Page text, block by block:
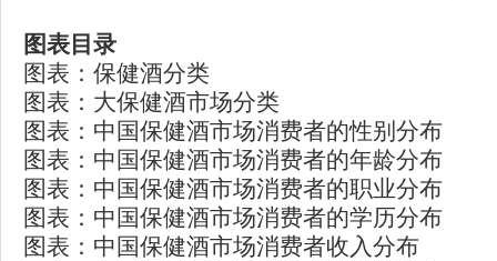
图表目录
图表：保健酒分类
图表：大保健酒市场分类
图表：中国保健酒市场消费者的性别分布
图表：中国保健酒市场消费者的年龄分布
图表：中国保健酒市场消费者的职业分布
图表：中国保健酒市场消费者的学历分布
图表：中国保健酒市场消费者收入分布